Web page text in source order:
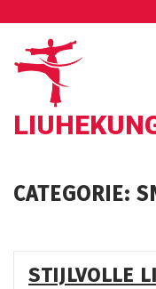
inhoud
CATEGORIE:
STIJLVOLLE